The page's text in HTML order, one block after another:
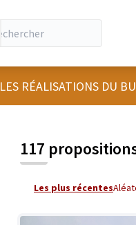
LES RÉALISATIONS DU
117
Les plus récentes